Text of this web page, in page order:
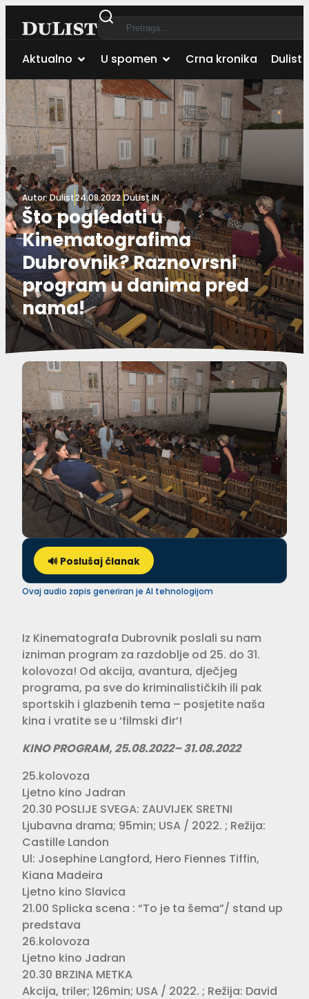
Aktualno U spomen Crna kronika Dulist
Autor:Dulist24.08.2022.DuList IN
Što pogledati u
Kinematografima
Dubrovnik? Raznovrsni
program u danima pred
nama!
🔊 Poslušaj članak
Ovaj audio zapis generiran je AI tehnologijom
Iz Kinematografa Dubrovnik poslali su nam
izniman program za razdoblje od 25. do 31.
kolovoza! Od akcija, avantura, dječjeg
programa, pa sve do kriminalističkih ili pak
sportskih i glazbenih tema – posjetite naša
kina i vratite se u ‘filmski đir’!
KINO PROGRAM, 25.08.2022– 31.08.2022
25.kolovoza
Ljetno kino Jadran
20.30 POSLIJE SVEGA: ZAUVIJEK SRETNI
Ljubavna drama; 95min; USA / 2022. ; Režija:
Castille Landon
Ul: Josephine Langford, Hero Fiennes Tiffin,
Kiana Madeira
Ljetno kino Slavica
21.00 Splicka scena : “To je ta šema”/ stand up
predstava
26.kolovoza
Ljetno kino Jadran
20.30 BRZINA METKA
Akcija, triler; 126min; USA / 2022. ; Režija: David